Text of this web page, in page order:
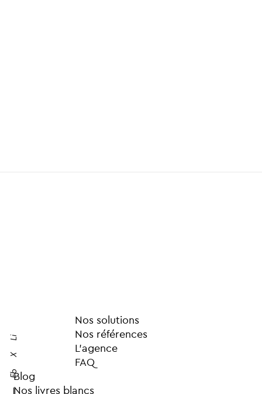
Fb
X
Li
Nos solutions
Nos références
L’agence
FAQ
Blog
Nos livres blancs